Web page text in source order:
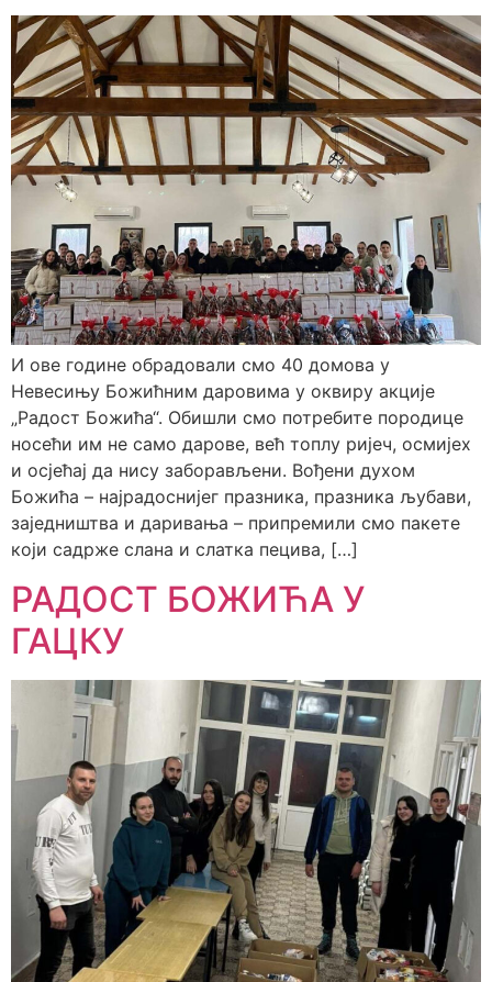
И ове године обрадовали смо 40 домова у
Невесињу Божићним даровима у оквиру акције
„Радост Божића“. Обишли смо потребите породице
носећи им не само дарове, већ топлу ријеч, осмијех
и осјећај да нису заборављени. Вођени духом
Божића – најрадоснијег празника, празника љубави,
заједништва и даривања – припремили смо пакете
који садрже слана и слатка пецива, […]
РАДОСТ БОЖИЋА У
ГАЦКУ